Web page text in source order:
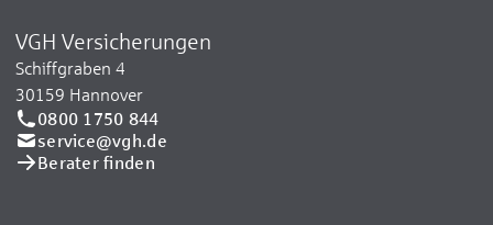
VGH Versicherungen
Schiffgraben 4
30159 Hannover
0800 1750 844
service@vgh.de
Berater finden